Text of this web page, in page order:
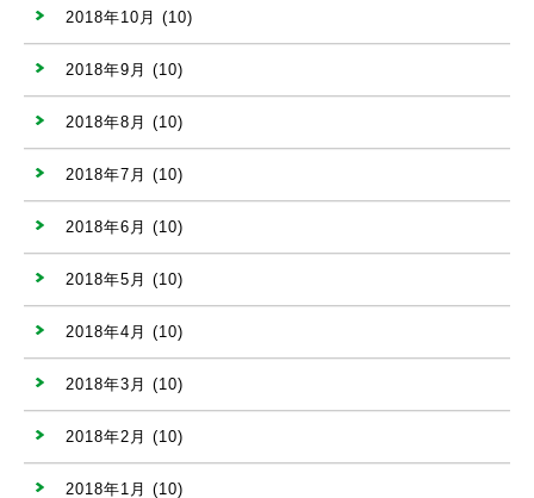
2018年10月 (10)
2018年9月 (10)
2018年8月 (10)
2018年7月 (10)
2018年6月 (10)
2018年5月 (10)
2018年4月 (10)
2018年3月 (10)
2018年2月 (10)
2018年1月 (10)